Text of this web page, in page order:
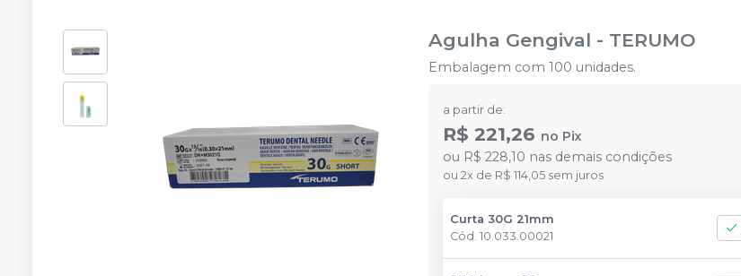
Agulha Gengival - TERUMO
Embalagem com 100 unidades.
a partir de:
R$ 221,26 no Pix
ou R$ 228,10 nas demais condições
ou 2x de R$ 114,05 sem juros
Curta 30G 21mm
Cód.10.033.00021